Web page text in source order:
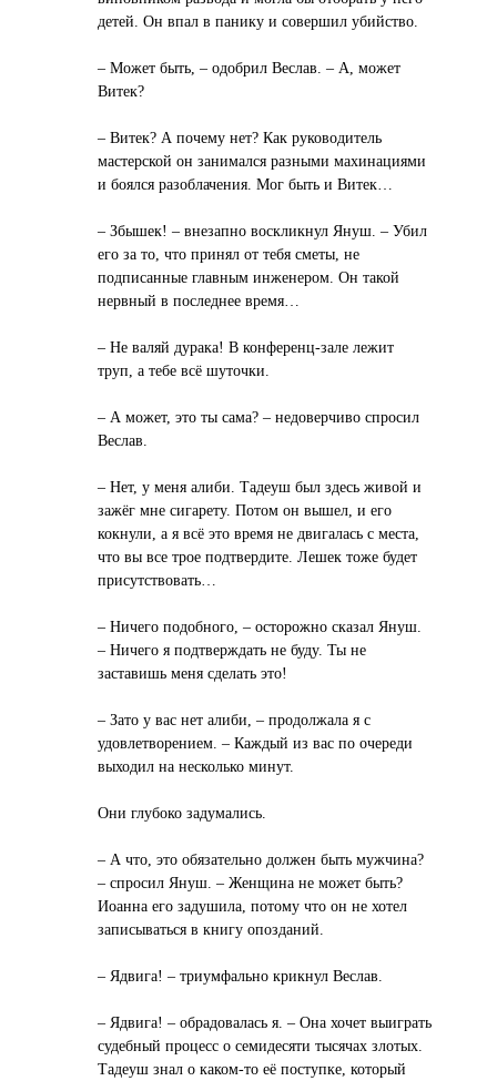
детей. Он впал в панику и совершил убийство.
– Может быть, – одобрил Веслав. – А, может
Витек?
– Витек? А почему нет? Как руководитель
мастерской он занимался разными махинациями
и боялся разоблачения. Мог быть и Витек…
– Збышек! – внезапно воскликнул Януш. – Убил
его за то, что принял от тебя сметы, не
подписанные главным инженером. Он такой
нервный в последнее время…
– Не валяй дурака! В конференц-зале лежит
труп, а тебе всё шуточки.
– А может, это ты сама? – недоверчиво спросил
Веслав.
– Нет, у меня алиби. Тадеуш был здесь живой и
зажёг мне сигарету. Потом он вышел, и его
кокнули, а я всё это время не двигалась с места,
что вы все трое подтвердите. Лешек тоже будет
присутствовать…
– Ничего подобного, – осторожно сказал Януш.
– Ничего я подтверждать не буду. Ты не
заставишь меня сделать это!
– Зато у вас нет алиби, – продолжала я с
удовлетворением. – Каждый из вас по очереди
выходил на несколько минут.
Они глубоко задумались.
– А что, это обязательно должен быть мужчина?
– спросил Януш. – Женщина не может быть?
Иоанна его задушила, потому что он не хотел
записываться в книгу опозданий.
– Ядвига! – триумфально крикнул Веслав.
– Ядвига! – обрадовалась я. – Она хочет выиграть
судебный процесс о семидесяти тысячах злотых.
Тадеуш знал о каком-то её поступке, который